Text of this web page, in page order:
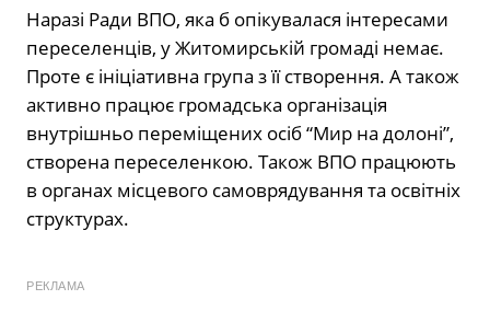
Наразі Ради ВПО, яка б опікувалася інтересами
переселенців, у Житомирській громаді немає.
Проте є ініціативна група з її створення. А також
активно працює громадська організація
внутрішньо переміщених осіб “Мир на долоні”,
створена переселенкою. Також ВПО працюють
в органах місцевого самоврядування та освітніх
структурах.
РЕКЛАМА